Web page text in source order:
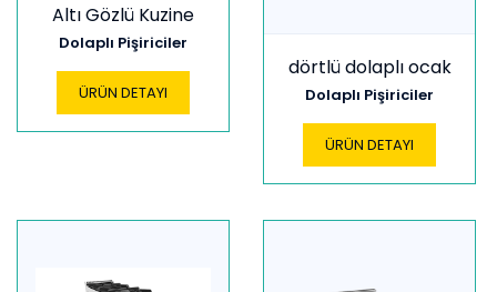
Altı Gözlü Kuzine
Dolaplı Pişiriciler
ÜRÜN DETAYI
dörtlü dolaplı ocak
Dolaplı Pişiriciler
ÜRÜN DETAYI